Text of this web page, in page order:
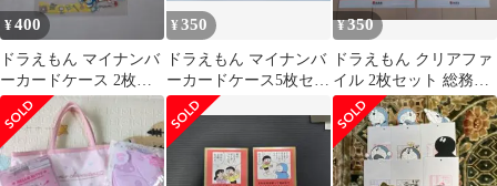
¥400
ドラえもん マイナンバ
ーカードケース 2枚セ
ット
¥350
ドラえもん マイナンバ
ーカードケース5枚セッ
ト【ハッピーセットど
こでもドア付】
¥350
ドラえもん クリアファ
イル 2枚セット 総務省
マイナンバーカード